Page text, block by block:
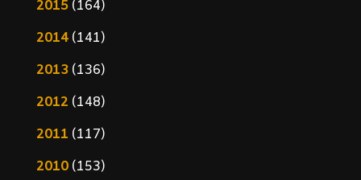
2015(164)
2014(141)
2013(136)
2012 (148)
2011 (117)
2010(153)